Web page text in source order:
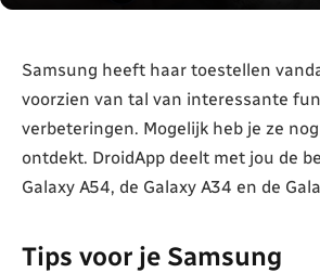
Samsung heeft haar toestellen
voorzien van tal van interessante
verbeteringen. Mogelijk heb je ze
ontdekt. DroidApp deelt met jou de
Galaxy A54, de Galaxy A34 en de
Tips voor je Samsung